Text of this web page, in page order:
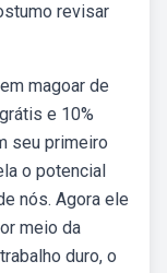
revisar
magoar de
e 10%
seu primeiro
o potencial
nós. Agora ele
meio da
duro, o